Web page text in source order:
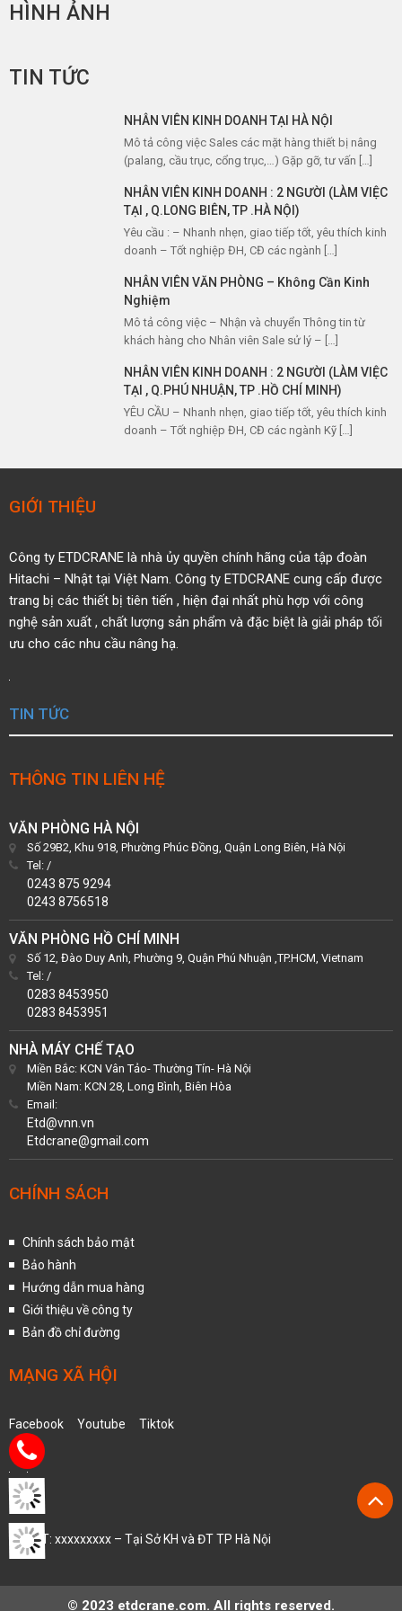
HÌNH ẢNH
TIN TỨC
NHÂN VIÊN KINH DOANH TẠI HÀ NỘI
Mô tả công việc Sales các mặt hàng thiết bị nâng
(palang, cầu trục, cổng trục,…) Gặp gỡ, tư vấn […]
NHÂN VIÊN KINH DOANH : 2 NGƯỜI (LÀM VIỆC
TẠI , Q.LONG BIÊN, TP .HÀ NỘI)
Yêu cầu : – Nhanh nhẹn, giao tiếp tốt, yêu thích kinh
doanh – Tốt nghiệp ĐH, CĐ các ngành […]
NHÂN VIÊN VĂN PHÒNG – Không Cần Kinh
Nghiệm
Mô tả công việc – Nhận và chuyển Thông tin từ
khách hàng cho Nhân viên Sale sử lý – […]
NHÂN VIÊN KINH DOANH : 2 NGƯỜI (LÀM VIỆC
TẠI , Q.PHÚ NHUẬN, TP .HỒ CHÍ MINH)
YÊU CẦU – Nhanh nhẹn, giao tiếp tốt, yêu thích kinh
doanh – Tốt nghiệp ĐH, CĐ các ngành Kỹ […]
GIỚI THIỆU
Công ty ETDCRANE là nhà ủy quyền chính hãng của tập đoàn
Hitachi – Nhật tại Việt Nam. Công ty ETDCRANE cung cấp được
trang bị các thiết bị tiên tiến , hiện đại nhất phù hợp với công
nghệ sản xuất , chất lượng sản phẩm và đặc biệt là giải pháp tối
ưu cho các nhu cầu nâng hạ.
TIN TỨC
THÔNG TIN LIÊN HỆ
VĂN PHÒNG HÀ NỘI
Số 29B2, Khu 918, Phường Phúc Đồng, Quận Long Biên, Hà Nội
Tel:
0243 875 9294
/
0243 8756518
VĂN PHÒNG HỒ CHÍ MINH
Số 12, Đào Duy Anh, Phường 9, Quận Phú Nhuận ,TP.HCM, Vietnam
Tel:
0283 8453950
/
0283 8453951
NHÀ MÁY CHẾ TẠO
Miền Bắc: KCN Vân Tảo- Thường Tín- Hà Nội
Miền Nam: KCN 28, Long Bình, Biên Hòa
Email:
Etd@vnn.vn
Etdcrane@gmail.com
CHÍNH SÁCH
Chính sách bảo mật
Bảo hành
Hướng dẫn mua hàng
Giới thiệu về công ty
Bản đồ chỉ đường
MẠNG XÃ HỘI
Facebook Youtube Tiktok
MST: xxxxxxxxx – Tại Sở KH và ĐT TP Hà Nội
© 2023 etdcrane.com. All rights reserved.